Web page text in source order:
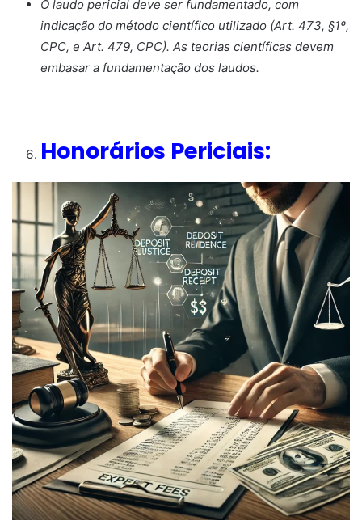
O laudo pericial deve ser fundamentado, com
indicação do método científico utilizado (Art. 473, §1º,
CPC, e Art. 479, CPC). As teorias científicas devem
embasar a fundamentação dos laudos.
Honorários Periciais: